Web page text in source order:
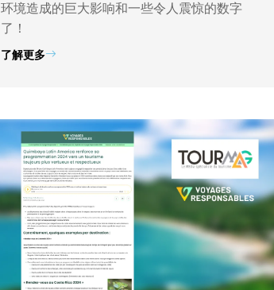
环境造成的巨大影响和一些令人震惊的数字
了！
了解更多